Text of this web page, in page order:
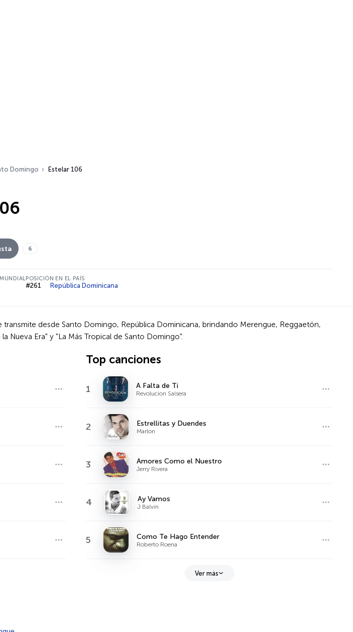
Domingo Estelar 106
6
POSICIÓN EN EL PAÍS
#261 República Dominicana
desde Santo Domingo, República Dominicana, brindando Merengue, Reggaetón,
Nueva Era" y "La Más Tropical de Santo Domingo".
Top canciones
1 A Falta de Ti
Revolucion Salsera
2 Estrellitas y Duendes
Marlon
3 Amores Como el Nuestro
Jerry Rivera
4 Ay Vamos
J Balvin
5 Como Te Hago Entender
Roberto Roena
Ver más